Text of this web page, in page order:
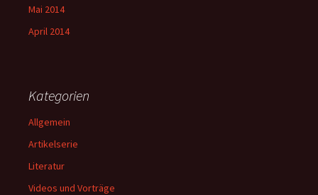
Mai 2014
April 2014
Kategorien
Allgemein
Artikelserie
Literatur
Videos und Vorträge